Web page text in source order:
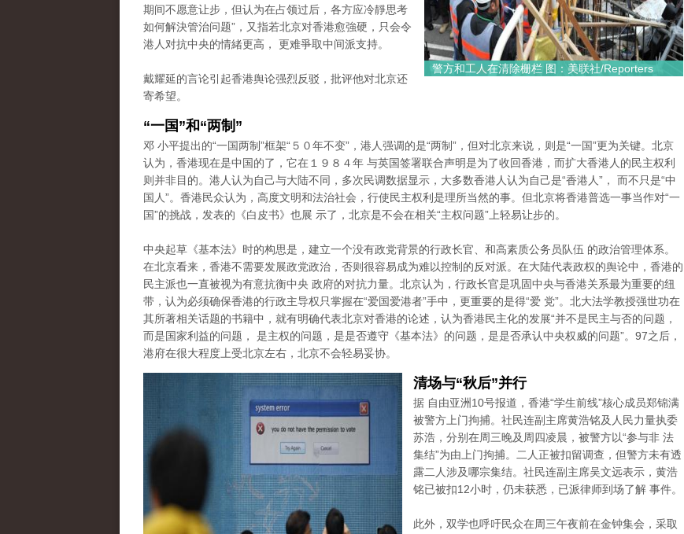
警方和工人在清除栅栏 图：美联社/Reporters
期间不愿意让步，但认为在占领过后，各方应冷靜思考
如何解決管治问题”，又指若北京对香港愈強硬，只会令
港人对抗中央的情緒更高， 更难爭取中间派支持。
戴耀延的言论引起香港舆论强烈反驳，批评他对北京还
寄希望。
“一国”和“两制”
邓 小平提出的“一国两制”框架“５０年不变”，港人强调的是“两制”，但对北京来说，则是“一国”更为关键。北京
认为，香港现在是中国的了，它在１９８４年 与英国签署联合声明是为了收回香港，而扩大香港人的民主权利
则并非目的。港人认为自己与大陆不同，多次民调数据显示，大多数香港人认为自己是“香港人”， 而不只是“中
国人”。香港民众认为，高度文明和法治社会，行使民主权利是理所当然的事。但北京将香港普选一事当作对“一
国”的挑战，发表的《白皮书》也展 示了，北京是不会在相关“主权问题”上轻易让步的。
中央起草《基本法》时的构思是，建立一个没有政党背景的行政长官、和高素质公务员队伍 的政治管理体系。
在北京看来，香港不需要发展政党政治，否则很容易成为难以控制的反对派。在大陆代表政权的舆论中，香港的
民主派也一直被视为有意抗衡中央 政府的对抗力量。北京认为，行政长官是巩固中央与香港关系最为重要的纽
带，认为必须确保香港的行政主导权只掌握在“爱国爱港者”手中，更重要的是得“爱 党”。北大法学教授强世功在
其所著相关话题的书籍中，就有明确代表北京对香港的论述，认为香港民主化的发展“并不是民主与否的问题，
而是国家利益的问题， 是主权的问题，是是否遵守《基本法》的问题，是是否承认中央权威的问题”。97之后，
港府在很大程度上受北京左右，北京不会轻易妥协。
清场与“秋后”并行
据 自由亚洲10号报道，香港“学生前线”核心成员郑锦满
被警方上门拘捕。社民连副主席黄浩铭及人民力量执委
苏浩，分别在周三晚及周四凌晨，被警方以“参与非 法
集结”为由上门拘捕。二人正被扣留调查，但警方未有透
露二人涉及哪宗集结。社民连副主席吴文远表示，黄浩
铭已被扣12小时，仍未获悉，已派律师到场了解 事件。
此外，双学也呼吁民众在周三午夜前在金钟集会，采取